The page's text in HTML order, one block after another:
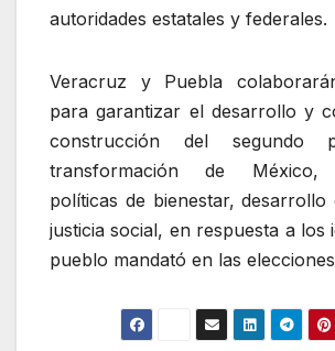
autoridades estatales y federales.
Veracruz y Puebla
para garantizar el desarrollo y
construcción del
transformación de México,
políticas de bienestar,
justicia social, en respuesta a los
pueblo mandató en las